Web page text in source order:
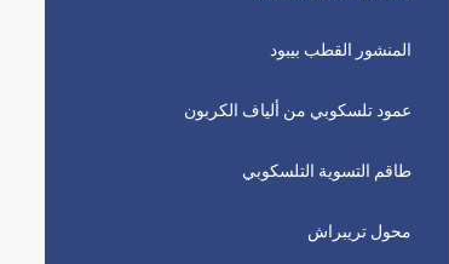
المنشور القطب بيبود
عمود تلسكوبي من ألياف الكربون
طاقم التسوية التلسكوبي
محول تريبراش